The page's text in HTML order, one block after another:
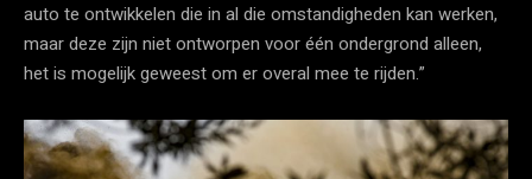
auto te ontwikkelen die in al die omstandigheden kan werken,
maar deze zijn niet ontworpen voor één ondergrond alleen,
het is mogelijk geweest om er overal mee te rijden.”